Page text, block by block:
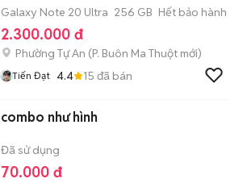
Galaxy Note 20 Ultra 256 GB Hết bảo hành
2.300.000 đ
Phường Tự An (P. Buôn Ma Thuột mới)
Tiến Đạt 4.4 15 đã bán
combo như hình
Đã sử dụng
70.000 đ